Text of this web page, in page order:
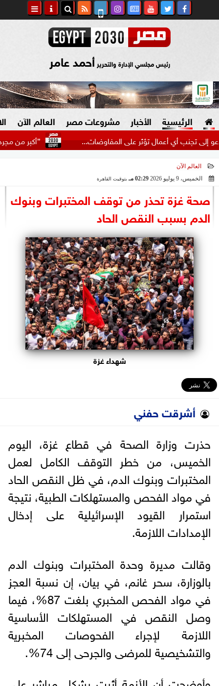
رئيس مجلسي الإدارة والتحرير أحمد عامر
الرئيسية الأخبار
السياسة
الرئاسة
البرلمان
الوزارات
الأحزاب
مشروعات مصر
صنع في مصر
العالم الآن
”أكبر من مجرد أي أعمال تؤثر على المفاوضات...
العالم الآن
الخميس، 9 يوليو 2026
02:29 مـ بتوقيت القاهرة
صحة غزة تحذر من توقف المختبرات وبنوك
الدم بسبب النقص الحاد
شهداء غزة
أشرقت حفني
حذرت وزارة الصحة في قطاع غزة، اليوم
الخميس، من خطر التوقف الكامل لعمل
المختبرات وبنوك الدم، في ظل النقص الحاد
في مواد الفحص والمستهلكات الطبية، نتيجة
استمرار القيود الإسرائيلية على إدخال
الإمدادات اللازمة.
وقالت مديرة وحدة المختبرات وبنوك الدم
بالوزارة، سحر غانم، في بيان، إن نسبة العجز
في مواد الفحص المخبري بلغت 87%، فيما
وصل النقص في المستهلكات الأساسية
اللازمة لإجراء الفحوصات المخبرية
والتشخيصية للمرضى والجرحى إلى 74%.